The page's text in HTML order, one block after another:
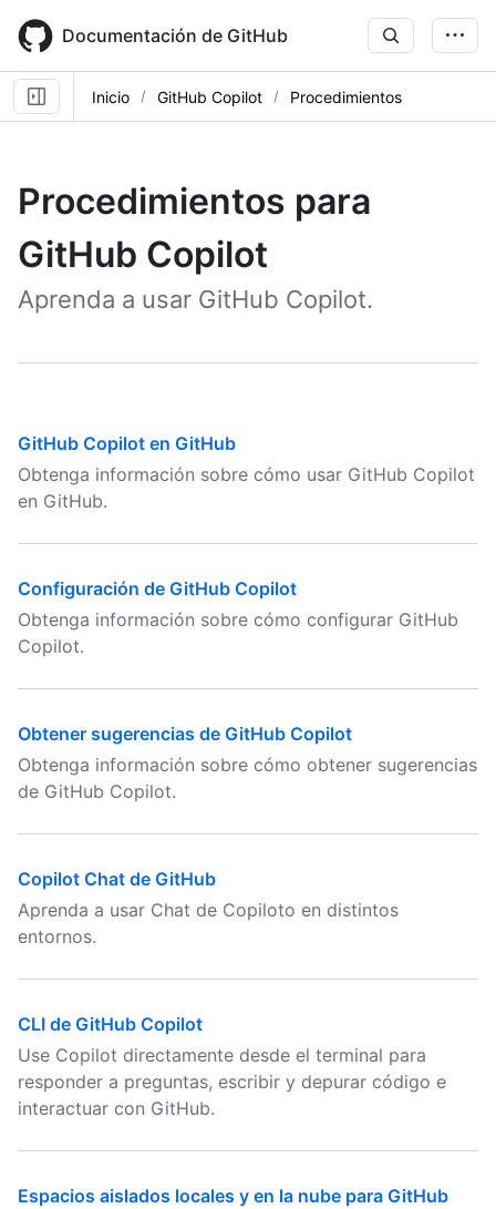
main
content
Documentación de GitHub
Inicio GitHub Copilot Procedimientos
Procedimientos para
GitHub Copilot
Aprenda a usar GitHub Copilot.
GitHub Copilot en GitHub
Obtenga información sobre cómo usar GitHub Copilot
en GitHub.
Configuración de GitHub Copilot
Obtenga información sobre cómo configurar GitHub
Copilot.
Obtener sugerencias de GitHub Copilot
Obtenga información sobre cómo obtener sugerencias
de GitHub Copilot.
Copilot Chat de GitHub
Aprenda a usar Chat de Copiloto en distintos
entornos.
CLI de GitHub Copilot
Use Copilot directamente desde el terminal para
responder a preguntas, escribir y depurar código e
interactuar con GitHub.
Espacios aislados locales y en la nube para GitHub